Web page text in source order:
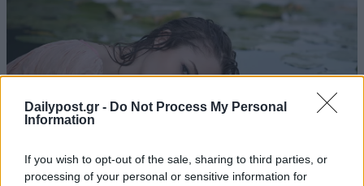
Dailypost.gr - Do Not Process My Personal
Information
If you wish to opt-out of the sale, sharing to third parties, or
processing of your personal or sensitive information for